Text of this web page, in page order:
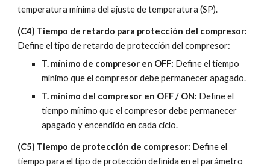
temperatura mínima del ajuste de temperatura (SP).
(C4) Tiempo de retardo para protección del compresor:
Define el tipo de retardo de protección del compresor:
T. mínimo de compresor en OFF: Define el tiempo
mínimo que el compresor debe permanecer apagado.
T. mínimo del compresor en OFF / ON: Define el
tiempo mínimo que el compresor debe permanecer
apagado y encendido en cada ciclo.
(C5) Tiempo de protección de compresor: Define el
tiempo para el tipo de protección definida en el parámetro